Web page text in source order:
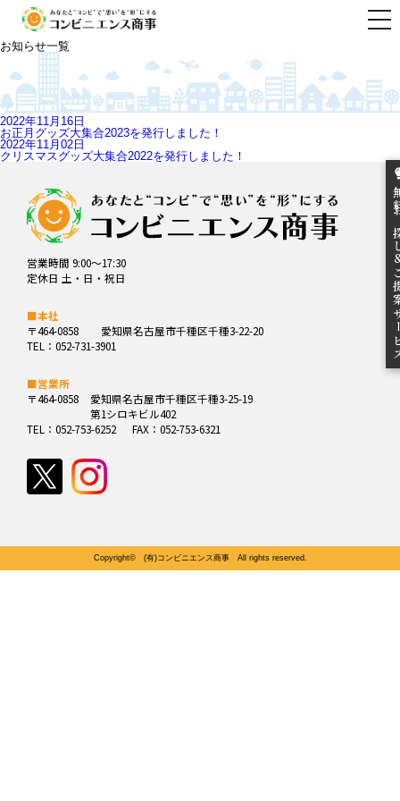
無
ご
お知らせ一覧
2022年11月16日
お正月グッズ大集合2023を発行しました！
2022年11月02日
クリスマスグッズ大集合2022を発行しました！
営業時間 9:00～17:30
定休日 土・日・祝日
■本社
〒464-0858
愛知県名古屋市千種区千種3-22-20
TEL：052-731-3901
■営業所
〒464-0858
愛知県名古屋市千種区千種3-25-19
第1シロキビル402
TEL：052-753-6252
FAX：052-753-6321
Copyright© (有)コンビニエンス商事 All rights reserved.